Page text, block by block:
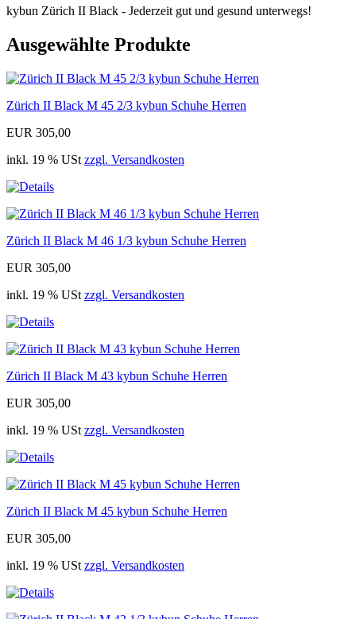
kybun Zürich II Black - Jederzeit gut und gesund unterwegs!
Ausgewählte Produkte
Zürich II Black M 45 2/3 kybun Schuhe Herren
EUR 305,00
inkl. 19 % USt zzgl. Versandkosten
Zürich II Black M 46 1/3 kybun Schuhe Herren
EUR 305,00
inkl. 19 % USt zzgl. Versandkosten
Zürich II Black M 43 kybun Schuhe Herren
EUR 305,00
inkl. 19 % USt zzgl. Versandkosten
Zürich II Black M 45 kybun Schuhe Herren
EUR 305,00
inkl. 19 % USt zzgl. Versandkosten